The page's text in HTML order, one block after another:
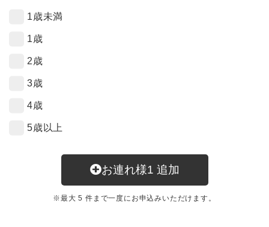
1歳未満
1歳
2歳
3歳
4歳
5歳以上
お連れ様1 追加
※最大 5 件まで一度にお申込みいただけます。